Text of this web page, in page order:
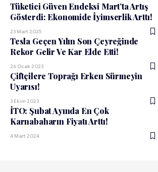
Tüketici Güven Endeksi Mart’ta Artış
Gösterdi: Ekonomide İyimserlik Arttı!
23 Mart 2025
Tesla Geçen Yılın Son Çeyreğinde
Rekor Gelir Ve Kar Elde Etti!
26 Ocak 2023
Çiftçilere Toprağı Erken Sürmeyin
Uyarısı!
3 Ekim 2023
İTO: Şubat Ayında En Çok
Karnabaharın Fiyatı Arttı!
4 Mart 2024